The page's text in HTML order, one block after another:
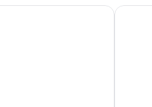
Hotel Mobile